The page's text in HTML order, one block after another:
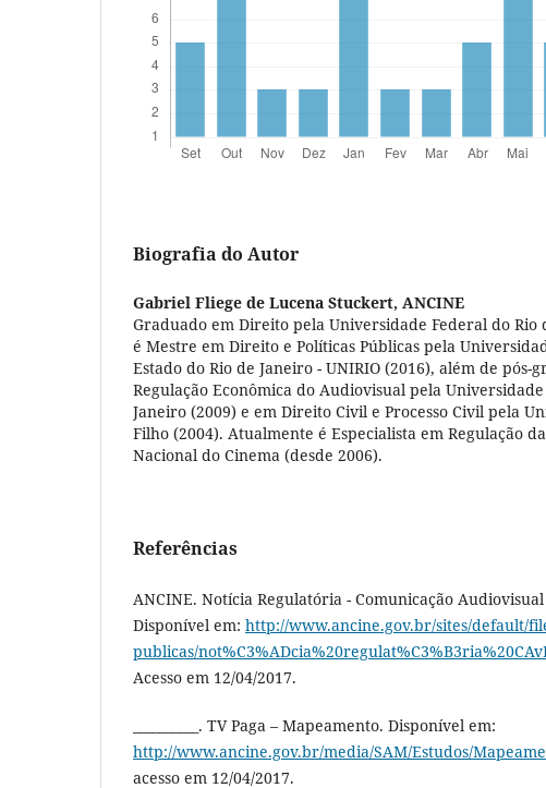
Biografia do Autor
Gabriel Fliege de Lucena Stuckert, ANCINE
Graduado em Direito pela Universidade Federal do Rio
é Mestre em Direito e Políticas Públicas pela
Estado do Rio de Janeiro - UNIRIO (2016), além de pós-
Regulação Econômica do Audiovisual pela
Janeiro (2009) e em Direito Civil e Processo Civil pela
Filho (2004). Atualmente é Especialista em Regulação
Nacional do Cinema (desde 2006).
Referências
ANCINE. Notícia Regulatória - Comunicação
Disponível em: http://www.ancine.gov.br/sites/default/
publicas/
Acesso em 12/04/2017.
__________. TV Paga – Mapeamento. Disponível em:
http://www.ancine.gov.br/media/SAM/Estudos/
acesso em 12/04/2017.